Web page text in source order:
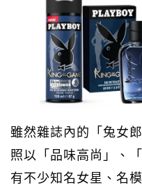
雖然雜誌內的「兔女
照以「品味高尚」、
有不少知名女星、名